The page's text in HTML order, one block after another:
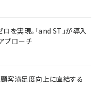
を実現。「and ST」が導入
プローチ
客満足度向上に直結する